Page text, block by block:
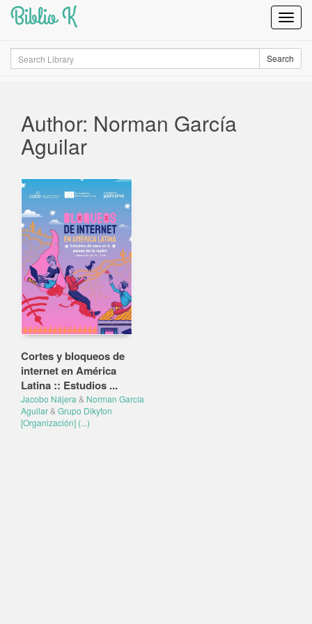
Biblio K
Search Search
Author: Norman García
Aguilar
Cortes y bloqueos de
internet en América
Latina :: Estudios ...
Jacobo Nájera & Norman García
Aguilar& Grupo Dikyton
[Organización] (...)